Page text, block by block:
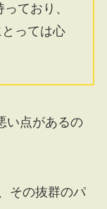
ており、
っては心
い点があるの
その抜群のパ